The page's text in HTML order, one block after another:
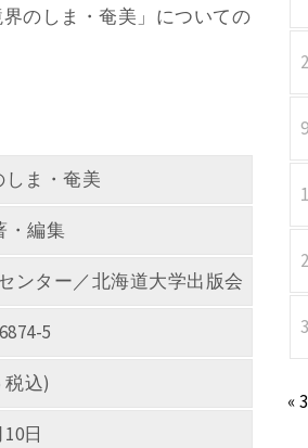
のしま・奄美」についての
ま・奄美
・編集
ンター／北海道大学出版会
5
税込)
日
«